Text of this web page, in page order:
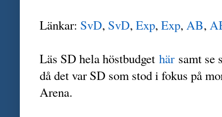
Länkar: SvD, SvD, Exp, Exp, AB,
Läs SD hela höstbudget härsamt se
då det var SD som stod i fokus på
Arena.